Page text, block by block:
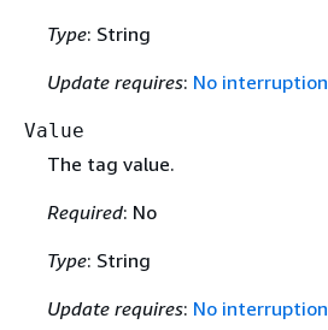
Type: String
Update requires: No interruption
Value
The tag value.
Required: No
Type: String
Update requires: No interruption